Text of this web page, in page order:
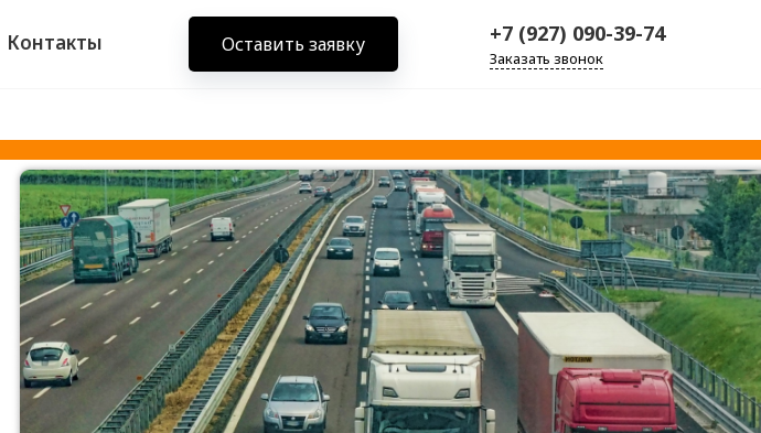
Контакты Оставить заявку +7 (927) 090-39-74
Заказать звонок